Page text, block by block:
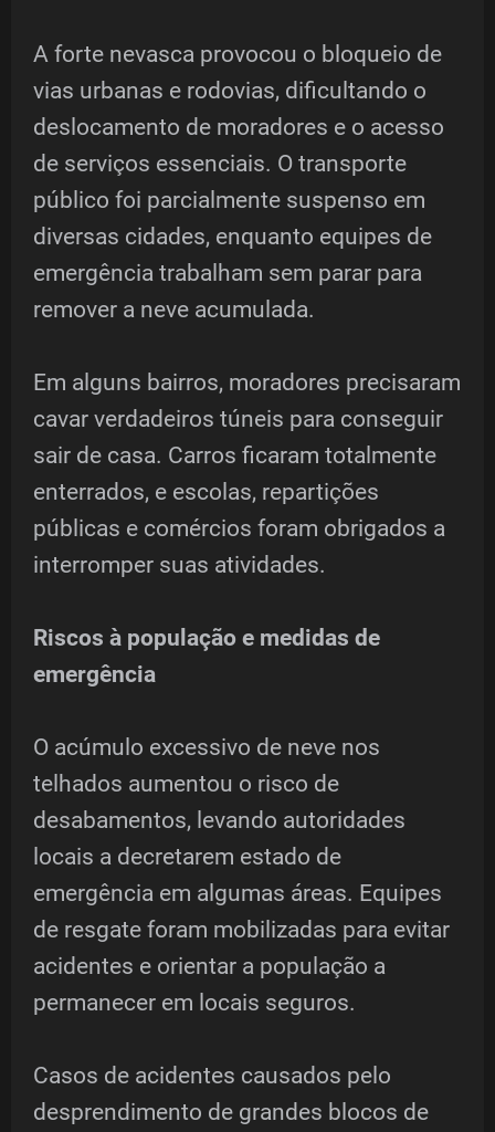
A forte nevasca provocou o bloqueio de
vias urbanas e rodovias, dificultando o
deslocamento de moradores e o acesso
de serviços essenciais. O transporte
público foi parcialmente suspenso em
diversas cidades, enquanto equipes de
emergência trabalham sem parar para
remover a neve acumulada.
Em alguns bairros, moradores precisaram
cavar verdadeiros túneis para conseguir
sair de casa. Carros ficaram totalmente
enterrados, e escolas, repartições
públicas e comércios foram obrigados a
interromper suas atividades.
Riscos à população e medidas de
emergência
O acúmulo excessivo de neve nos
telhados aumentou o risco de
desabamentos, levando autoridades
locais a decretarem estado de
emergência em algumas áreas. Equipes
de resgate foram mobilizadas para evitar
acidentes e orientar a população a
permanecer em locais seguros.
Casos de acidentes causados pelo
desprendimento de grandes blocos de